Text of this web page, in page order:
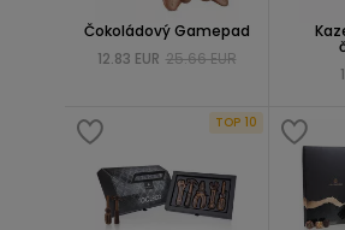
Čokoládový Gamepad
12.83 EUR 25.66 EUR
TOP 10